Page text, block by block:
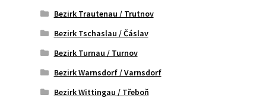
Bezirk Trautenau / Trutnov
Bezirk Tschaslau / Čáslav
Bezirk Turnau / Turnov
Bezirk Warnsdorf / Varnsdorf
Bezirk Wittingau / Třeboň